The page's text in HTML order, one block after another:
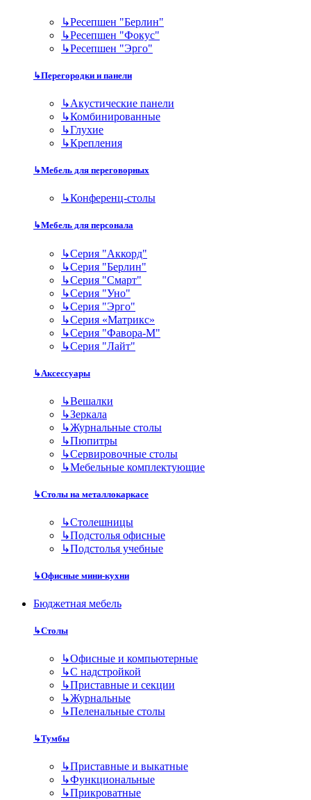
↳Ресепшен "Берлин"
↳Ресепшен "Фокус"
↳Ресепшен "Эрго"
↳Перегородки и панели
↳Акустические панели
↳Комбинированные
↳Глухие
↳Крепления
↳Мебель для переговорных
↳Конференц-столы
↳Мебель для персонала
↳Серия "Аккорд"
↳Серия "Берлин"
↳Серия "Смарт"
↳Серия "Уно"
↳Серия "Эрго"
↳Серия «Матрикс»
↳Серия "Фавора-М"
↳Серия "Лайт"
↳Аксессуары
↳Вешалки
↳Зеркала
↳Журнальные столы
↳Пюпитры
↳Сервировочные столы
↳Мебельные комплектующие
↳Столы на металлокаркасе
↳Столешницы
↳Подстолья офисные
↳Подстолья учебные
↳Офисные мини-кухни
Бюджетная мебель
↳Столы
↳Офисные и компьютерные
↳С надстройкой
↳Приставные и секции
↳Журнальные
↳Пеленальные столы
↳Тумбы
↳Приставные и выкатные
↳Функциональные
↳Прикроватные